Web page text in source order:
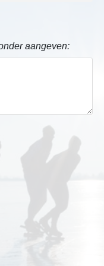
aangeven: